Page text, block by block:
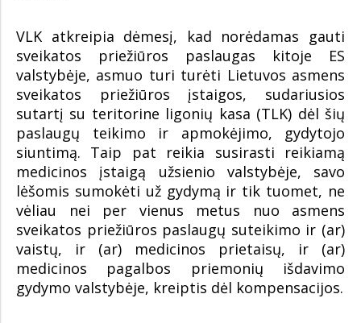
VLK atkreipia dėmesį, kad norėdamas gauti
sveikatos priežiūros paslaugas kitoje ES
valstybėje, asmuo turi turėti Lietuvos asmens
sveikatos priežiūros įstaigos, sudariusios
sutartį su teritorine ligonių kasa (TLK) dėl šių
paslaugų teikimo ir apmokėjimo, gydytojo
siuntimą. Taip pat reikia susirasti reikiamą
medicinos įstaigą užsienio valstybėje, savo
lėšomis sumokėti už gydymą ir tik tuomet, ne
vėliau nei per vienus metus nuo asmens
sveikatos priežiūros paslaugų suteikimo ir (ar)
vaistų, ir (ar) medicinos prietaisų, ir (ar)
medicinos pagalbos priemonių išdavimo
gydymo valstybėje, kreiptis dėl kompensacijos.